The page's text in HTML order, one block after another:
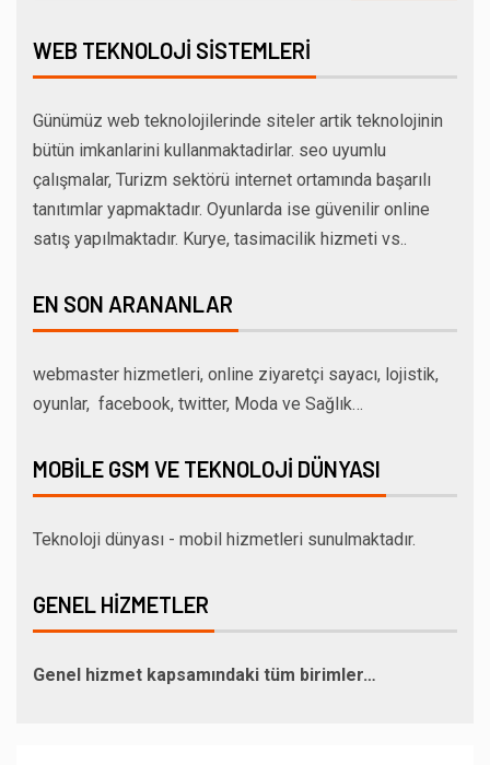
WEB TEKNOLOJI SISTEMLERI
Günümüz web teknolojilerinde siteler artik teknolojinin
bütün imkanlarini kullanmaktadirlar. seo uyumlu
çalışmalar, Turizm sektörü internet ortamında başarılı
tanıtımlar yapmaktadır. Oyunlarda ise güvenilir online
satış yapılmaktadır. Kurye, tasimacilik hizmeti vs..
EN SON ARANANLAR
webmaster hizmetleri, online ziyaretçi sayacı, lojistik,
oyunlar, facebook, twitter, Moda ve Sağlık…
MOBILE GSM VE TEKNOLOJI DÜNYASI
Teknoloji dünyası - mobil hizmetleri sunulmaktadır.
GENEL HIZMETLER
Genel hizmet kapsamındaki tüm birimler…